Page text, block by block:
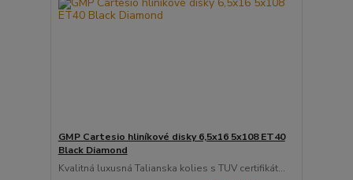
GMP Cartesio hliníkové disky 6,5x16 5x108 ET40
Black Diamond
Kvalitná luxusná Talianska kolies s TUV certifikát...